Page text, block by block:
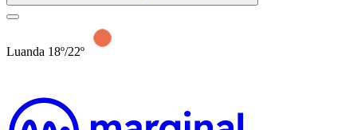
Luanda 18º/22º